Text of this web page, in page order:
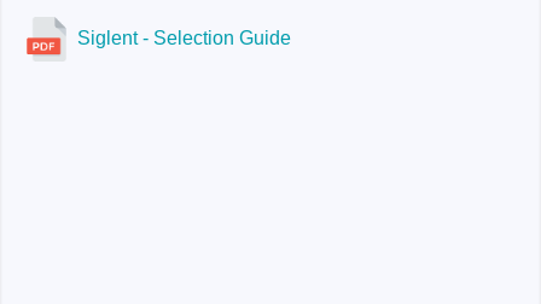
Siglent - Selection Guide